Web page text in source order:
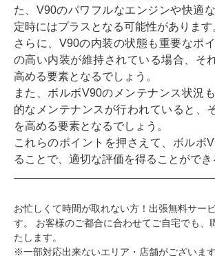
た、V90のパワフルなエンジンや快適
定時にはプラスとなる可能性があります
さらに、V90の内装の状態も重要なポ
の高い内装が維持されている場合、そ
高める要素となるでしょう。
また、ボルボV90のメンテナンス状況
的なメンテナンスが行われていると、
を高める要素となるでしょう。
これらのポイントを押さえて、ボルボ
ることで、適切な評価を得ることができ
お忙しくて時間が取れない方！出張無料サー
す。
お客様のご都合に合わせてご自宅でも、
たします。
※一部対応出来ないエリア・店舗がございます